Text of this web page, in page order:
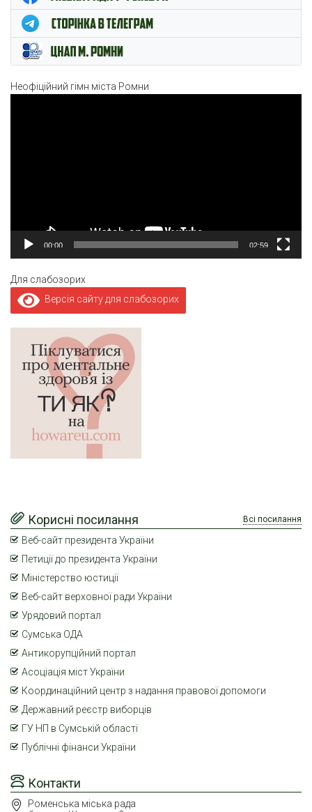
Неофіційний гімн міста Ромни
00:00 02:59
Для слабозорих
Версія сайту для слабозорих
Контакти
Роменська міська рада
Корисні посилання Всі посилання
Веб-сайт президента України
Петиції до президента України
Міністерство юстиції
Веб-сайт верховної ради України
Урядовий портал
Сумська ОДА
Антикорупційний портал
Асоціація міст України
Координаційний центр з надання правової допомоги
Державний реєстр виборців
ГУ НП в Сумській області
Публічні фінанси України